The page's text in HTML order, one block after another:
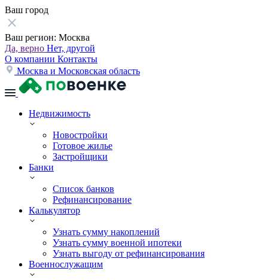
Ваш город
Ваш регион: Москва
Да, верно Нет, другой
О компании Контакты
Москва и Московская область
Недвижимость
Новостройки
Готовое жилье
Застройщики
Банки
Список банков
Рефинансирование
Калькулятор
Узнать сумму накоплений
Узнать сумму военной ипотеки
Узнать выгоду от рефинансирования
Военнослужащим